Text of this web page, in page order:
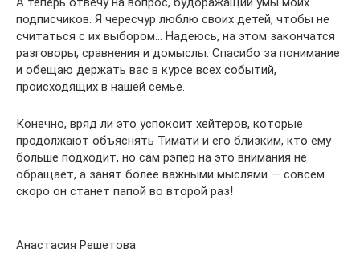
подписчиков. Я чересчур люблю своих детей, чтобы не
считаться с их выбором… Надеюсь, на этом закончатся
разговоры, сравнения и домыслы. Спасибо за понимание
и обещаю держать вас в курсе всех событий,
происходящих в нашей семье.
Конечно, вряд ли это успокоит хейтеров, которые
продолжают объяснять Тимати и его близким, кто ему
больше подходит, но сам рэпер на это внимания не
обращает, а занят более важными мыслями — совсем
скоро он станет папой во второй раз!
Анастасия Решетова